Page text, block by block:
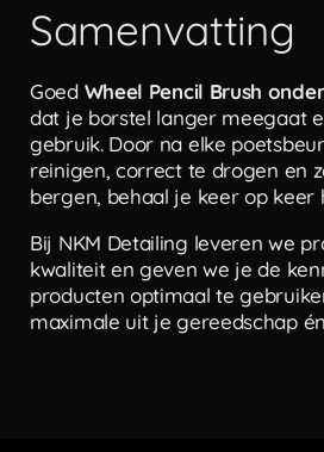
Samenvatting
Goed Wheel Pencil Brush
dat je borstel langer meegaat
gebruik. Door na elke
reinigen, correct te drogen en
bergen, behaal je keer op keer
Bij NKM Detailing leveren we
kwaliteit en geven we je de
producten optimaal te
maximale uit je gereedschap